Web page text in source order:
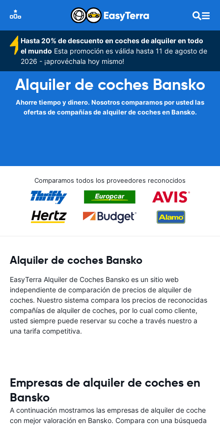
Hasta 20% de descuento en coches de alquiler en todo
el mundo Esta promoción es válida hasta 11 de agosto de
2026 - ¡aprovéchala hoy mismo!
Alquiler de coches Bansko
Ahorre tiempo y dinero. Nosotros comparamos por usted las
ofertas de compañías de alquiler de coches en Bansko.
Comparamos todos los proveedores reconocidos
Alquiler de coches Bansko
EasyTerra Alquiler de Coches Bansko es un sitio web
independiente de comparación de precios de alquiler de
coches. Nuestro sistema compara los precios de reconocidas
compañías de alquiler de coches, por lo cual como cliente,
usted siempre puede reservar su coche a través nuestro a
una tarifa competitiva.
Empresas de alquiler de coches en
Bansko
A continuación mostramos las empresas de alquiler de coche
con mejor valoración en Bansko. Compara con una búsqueda